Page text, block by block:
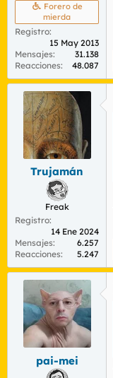
Forero de
mierda
Registro
15 May 2013
Mensajes
31.138
Reacciones
48.087
Trujamán
Freak
Registro
14 Ene 2024
Mensajes
6.257
Reacciones
5.247
pai-mei